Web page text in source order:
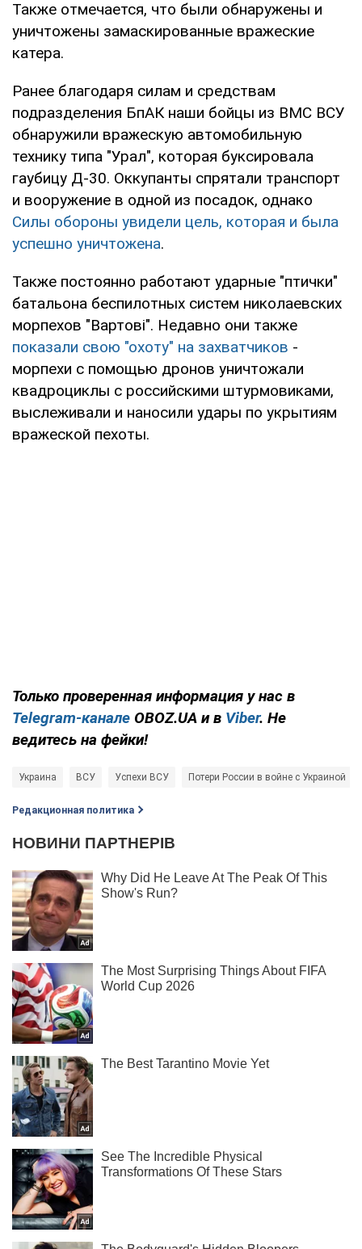
Также отмечается, что были обнаружены и
уничтожены замаскированные вражеские
катера.
Ранее благодаря силам и средствам
подразделения БпАК наши бойцы из ВМС ВСУ
обнаружили вражескую автомобильную
технику типа "Урал", которая буксировала
гаубицу Д-30. Оккупанты спрятали транспорт
и вооружение в одной из посадок, однако
Силы обороны увидели цель, которая и была
успешно уничтожена.
Также постоянно работают ударные "птички"
батальона беспилотных систем николаевских
морпехов "Вартові". Недавно они также
показали свою "охоту" на захватчиков -
морпехи с помощью дронов уничтожали
квадроциклы с российскими штурмовиками,
выслеживали и наносили удары по укрытиям
вражеской пехоты.
Только проверенная информация у нас в
Telegram-канале OBOZ.UA и в Viber. Не
ведитесь на фейки!
Украина ВСУ Успехи ВСУ Потери России в войне с Украиной
Редакционная политика